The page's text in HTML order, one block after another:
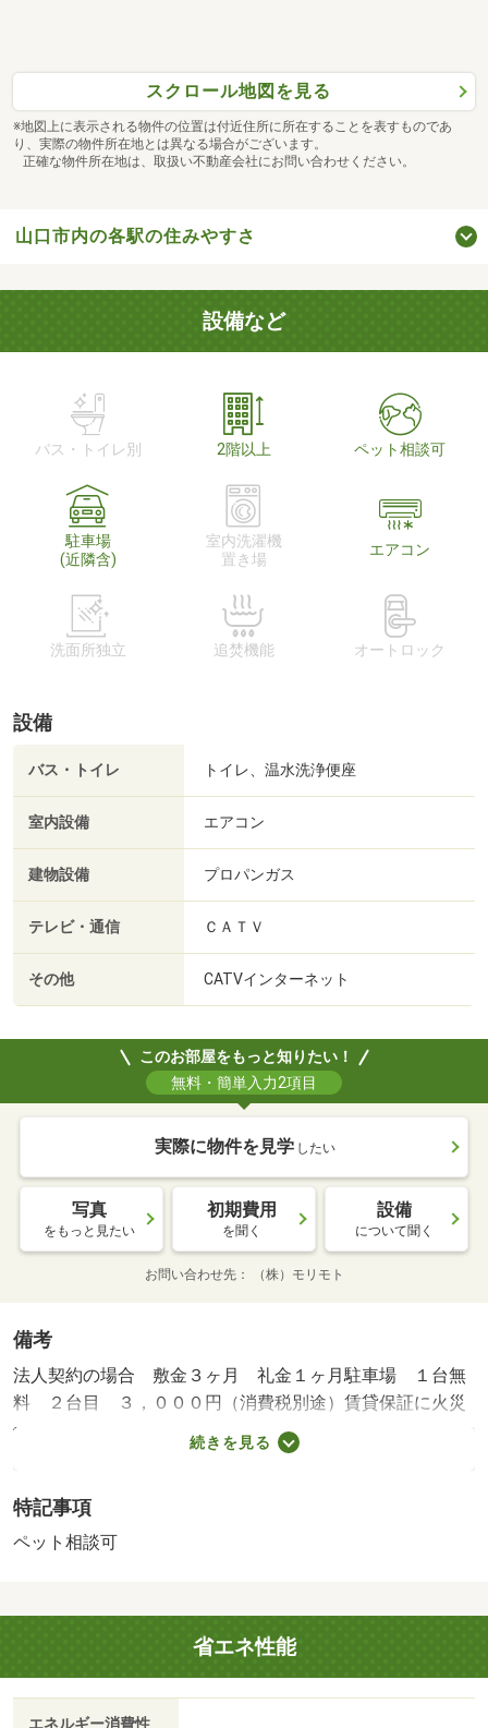
スクロール地図を見る
※地図上に表示される物件の位置は付近住所に所在することを表すものであ
り、実際の物件所在地とは異なる場合がございます。
正確な物件所在地は、取扱い不動産会社にお問い合わせください。
山口市内の各駅の住みやすさ
設備など
バス・トイレ別 2階以上 ペット相談可
駐車場
(近隣含)
室内洗濯機
置き場
エアコン
洗面所独立 追焚機能 オートロック
設備
バス・トイレ トイレ、温水洗浄便座
室内設備 エアコン
建物設備 プロパンガス
テレビ・通信 ＣＡＴＶ
その他 CATVインターネット
このお部屋をもっと知りたい！
無料・簡単入力2項目
実際に物件を見学 したい
写真
をもっと見たい
初期費用
を聞く
設備
について聞く
お問い合わせ先 （株）モリモト
備考
法人契約の場合 敷金３ヶ月 礼金１ヶ月駐車場 １台無
料 ２台目 ３，０００円（消費税別途）賃貸保証に火災
保険と２４Ｈサポート付きペット飼育可（猫１匹のみ）敷
金３ヶ月個人契約のみフリーレントキャンペーン（契約月
（５万円以下は２万円） 月額 賃料の３．５％～（５万
円以下は１，７５０円～））・ペット条件：猫可・こうい
安心拠点になる３ＤＫ。ご案内いたしますのでお気軽にご
連絡ください。・仲介手数料：６６，０００円
続きを見る
特記事項
ペット相談可
省エネ性能
エネルギー消費性